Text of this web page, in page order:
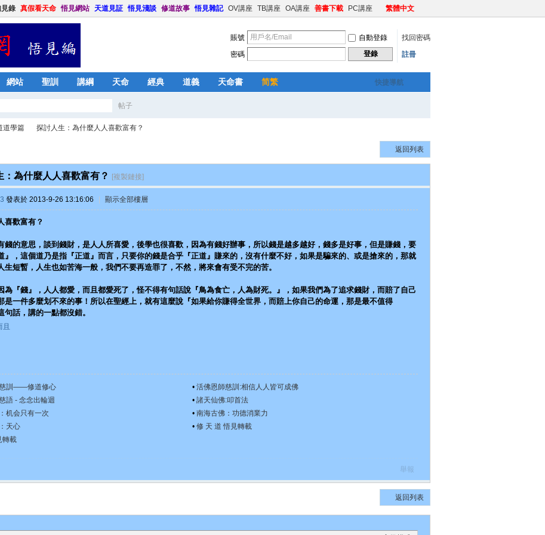
錄 真假看天命 悟見網站 天道見証 悟見淺談 修道故事 悟見雜記 OV講座 TB講座 OA講座 善書下載 PC講座 繁體中文
賬號 自動登錄
找回密碼
密碼
登錄 註冊
快捷導航
網站 聖訓 講綱 天命 經典 道義 天命書 简繁
帖子
道學篇
›
探討人生：為什麼人人喜歡富有？
返回列表
：為什麼人人喜歡富有？ [複製鏈接]
發表於 2013-9-26 13:16:06 顯示全部樓層
喜歡富有？
錢的意思，談到錢財，是人人所喜愛，後學也很喜歡，因為有錢好辦事，所以錢是越多越好，錢多是好事，但是賺錢，要
』，這個道乃是指『正道』而言，只要你的錢是合乎『正道』賺來的，沒有什麼不好，如果是騙來的、或是搶來的，那就
生短暫，人生也如苦海一般，我們不要再造罪了，不然，將來會有受不完的苦。
『錢』，人人都愛，而且都愛死了，怪不得有句話說『鳥為食亡，人為財死。』，如果我們為了追求錢財，而賠了自己
是一件多麼划不來的事！所以在聖經上，就有這麼說『如果給你賺得全世界，而賠上你自己的命運，那是最不值得
句話，講的一點都沒錯。
且
訓——修道修心 • 活佛恩師慈訓:相信人人皆可成佛
語 - 念念出輪迴 • 諸天仙佛:叩首法
机会只有一次 • 南海古佛：功德消業力
天心 • 修 天 道 悟見轉載
轉載
舉報
返回列表